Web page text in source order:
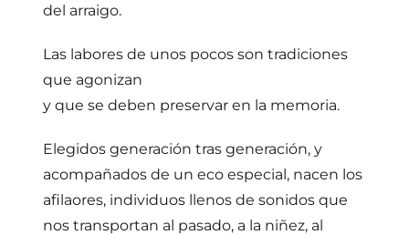
del arraigo.
Las labores de unos pocos son tradiciones
que agonizan
y que se deben preservar en la memoria.
Elegidos generación tras generación, y
acompañados de un eco especial, nacen los
afilaores, individuos llenos de sonidos que
nos transportan al pasado, a la niñez, al